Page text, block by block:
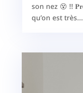
son nez 😵 !!
qu’on est très...